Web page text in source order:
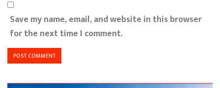
Save my name, email, and website in this browser
for the next time I comment.